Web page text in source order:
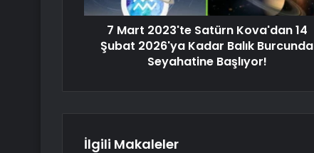
7 Mart 2023'te Satürn Kova'dan 14
Şubat 2026'ya Kadar Balık Burcunda
Seyahatine Başlıyor!
İlgili Makaleler